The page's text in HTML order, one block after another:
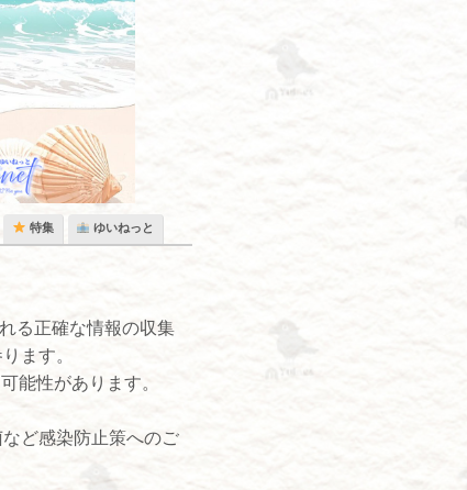
特集 ゆいねっと
る正確な情報の収集
ます。
能性があります。
ど感染防止策へのご